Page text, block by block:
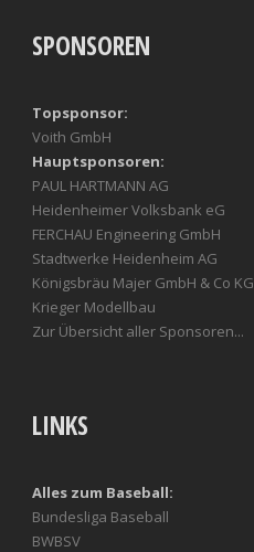
SPONSOREN
Topsponsor:
Voith GmbH
Hauptsponsoren:
PAUL HARTMANN AG
Heidenheimer Volksbank eG
FERCHAU Engineering GmbH
Stadtwerke Heidenheim AG
Königsbräu Majer GmbH & Co KG
Krieger Modellbau
Zur Übersicht aller Sponsoren...
LINKS
Alles zum Baseball:
Bundesliga Baseball
BWBSV